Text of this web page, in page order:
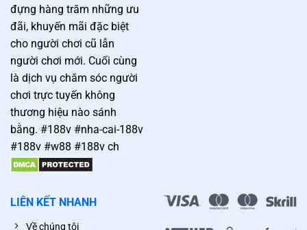
đựng hàng trăm những ưu
đãi, khuyến mãi đặc biệt
cho người chơi cũ lẫn
người chơi mới. Cuối cùng
là dịch vụ chăm sóc người
chơi trực tuyến không
thương hiệu nào sánh
bằng. #188v #nha-cai-188v
#188v #w88 #188v ch
LIÊN KẾT NHANH
Về chúng tôị